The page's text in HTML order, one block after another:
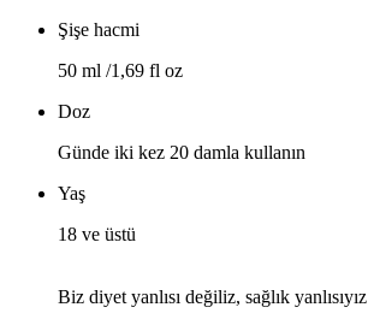
Şişe hacmi
50 ml /1,69 fl oz
Doz
Günde iki kez 20 damla kullanın
Yaş
18 ve üstü
Biz diyet yanlısı değiliz, sağlık yanlısıyız